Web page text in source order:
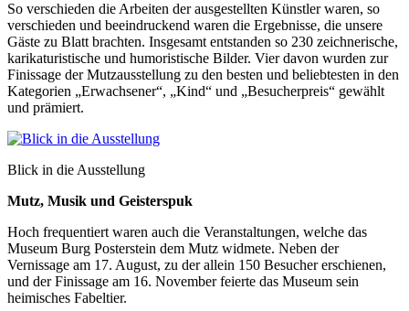
So verschieden die Arbeiten der ausgestellten Künstler waren, so
verschieden und beeindruckend waren die Ergebnisse, die unsere
Gäste zu Blatt brachten. Insgesamt entstanden so 230 zeichnerische,
karikaturistische und humoristische Bilder. Vier davon wurden zur
Finissage der Mutzausstellung zu den besten und beliebtesten in den
Kategorien „Erwachsener“, „Kind“ und „Besucherpreis“ gewählt
und prämiert.
Blick in die Ausstellung
Mutz, Musik und Geisterspuk
Hoch frequentiert waren auch die Veranstaltungen, welche das
Museum Burg Posterstein dem Mutz widmete. Neben der
Vernissage am 17. August, zu der allein 150 Besucher erschienen,
und der Finissage am 16. November feierte das Museum sein
heimisches Fabeltier.